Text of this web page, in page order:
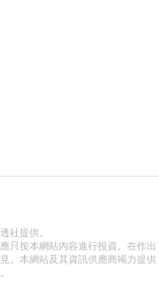
社提供。
只按本網站內容進行投資。在作出
。本網站及其資訊供應商竭力提供